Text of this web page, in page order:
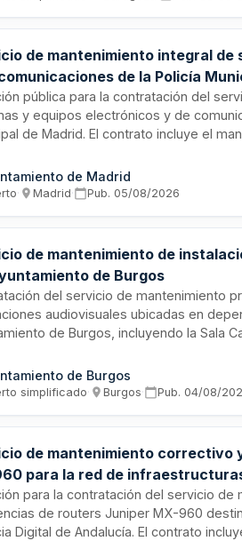
de mantenimiento integral
de la Policía
pública para la contratación del
y equipos electrónicos y de
de Madrid. El contrato incluye el
operativos de la institución
Gobierno de Vicealcaldía, Portavoz,
y el correcto funcionamiento de
de Madrid
· Madrid· Pub. 05/08/2026
de mantenimiento de
de Burgos
del servicio de mantenimiento
audiovisuales ubicadas en
de Burgos, incluyendo la Sala
técnico, reposición de
de equipos, ejecutado por
de prórroga anual hasta dos años
de Burgos
simplificado· Burgos· Pub. 04/08/
de mantenimiento correctivo
para la red de
para la contratación del servicio
de routers Juniper MX-960
Digital de Andalucía. El contrato